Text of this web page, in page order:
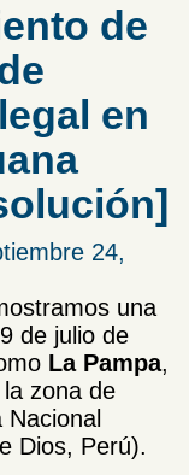
de
en
24,
una
de julio de
La Pampa,
zona de
Dios, Perú).